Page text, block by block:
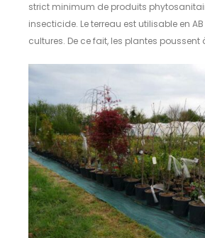
strict minimum de produits
insecticide. Le terreau est utilisable en
cultures. De ce fait, les plantes poussent